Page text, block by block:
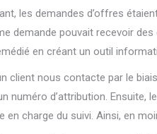
les demandes d’offres
demande pouvait recevoir
en créant un outil
client nous contacte par le
numéro d’attribution.
en charge du suivi. Ainsi, en